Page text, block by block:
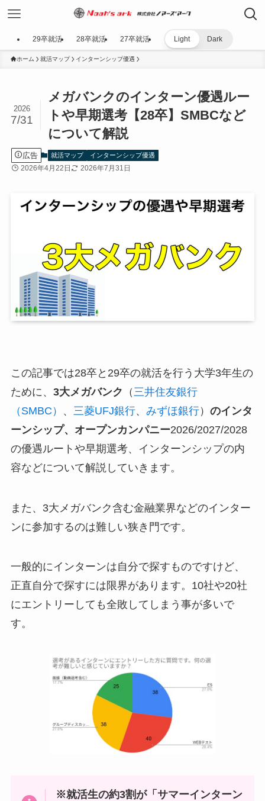
29卒就活 28卒就活 27卒就活 Light Dark
ホーム 就活マップ インターンシップ優遇
メガバンクのインターン優遇ルー
トや早期選考【28卒】SMBCなど
について解説
2026
7/31
広告 就活マップ インターンシップ優遇
2026年4月22日 2026年7月31日
この記事では28卒と29卒の就活を行う大学3年生の
ために、 3大メガバンク （ 三井住友銀行
（SMBC）
、 三菱UFJ銀行、 みずほ銀行） のインタ
ーンシップ、オープンカンパニー2026/2027/2028
の優遇ルートや早期選考、インターンシップの内
容などについて解説していきます。
また、3大メガバンク含む金融業界などのインター
ンに参加するのは難しい狭き門です。
一般的にインターンは自分で探すものですけど、
正直自分で探すには限界があります。10社や20社
にエントリーしても全敗してしまう事が多いで
す。
※就活生の約3割が「サマーインターン